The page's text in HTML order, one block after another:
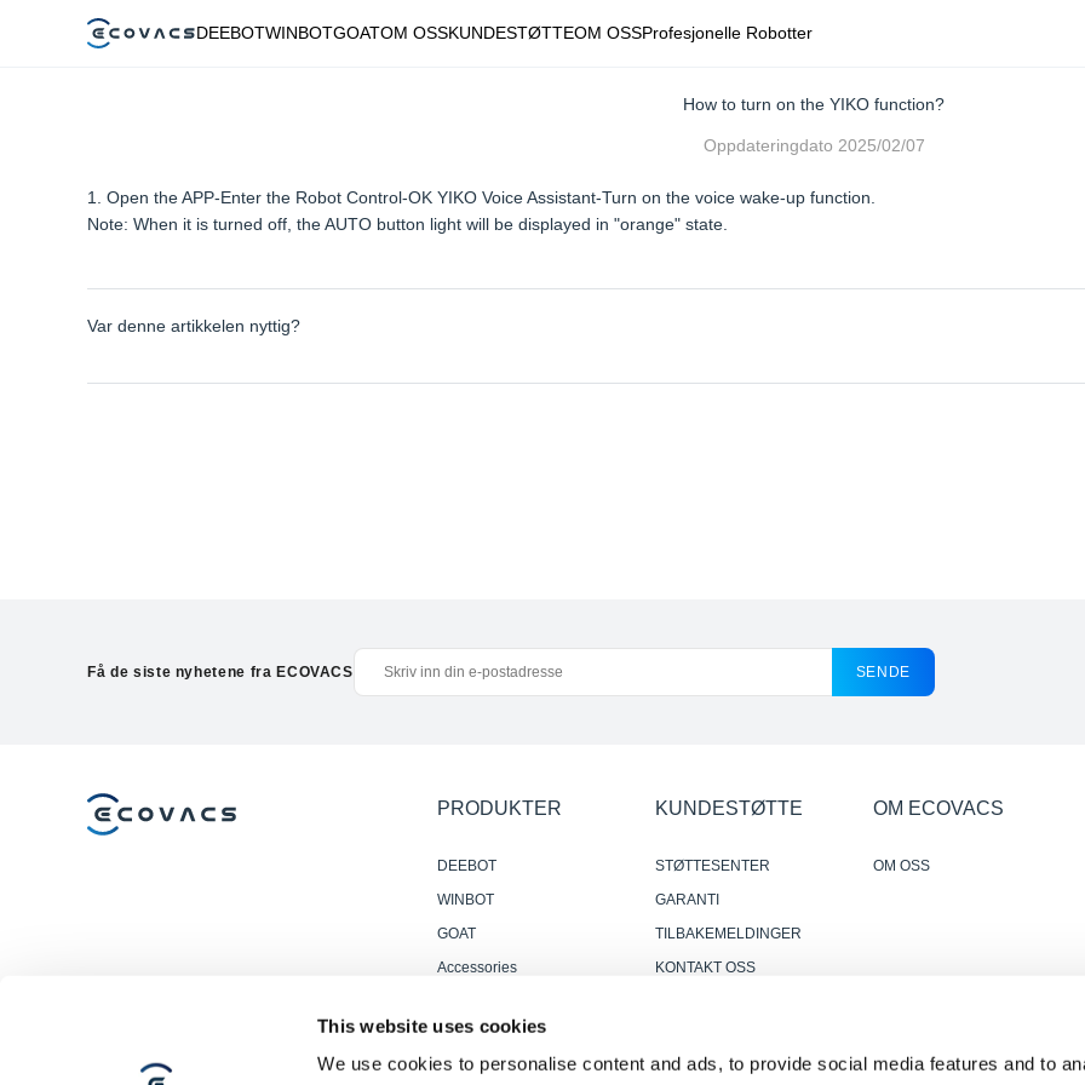
This website uses cookies
We use cookies to personalise content and ads, to provide social media features and to
DEEBOTWINBOTGOATOM OSSKUNDESTØTTEOM OSSProfesjonelle Robotter
How to turn on the YIKO function?
Oppdateringdato 2025/02/07
1. Open the APP-Enter the Robot Control-OK YIKO Voice Assistant-Turn on the voice wake-up function.
Note: When it is turned off, the AUTO button light will be displayed in "orange" state.
Var denne artikkelen nyttig?
Få de siste nyhetene fra ECOVACS SENDE
PRODUKTER
DEEBOT
WINBOT
GOAT
Accessories
Gulvvaskroboter
KUNDESTØTTE
STØTTESENTER
GARANTI
TILBAKEMELDINGER
KONTAKT OSS
ANMELDELSER
OM ECOVACS
OM OSS